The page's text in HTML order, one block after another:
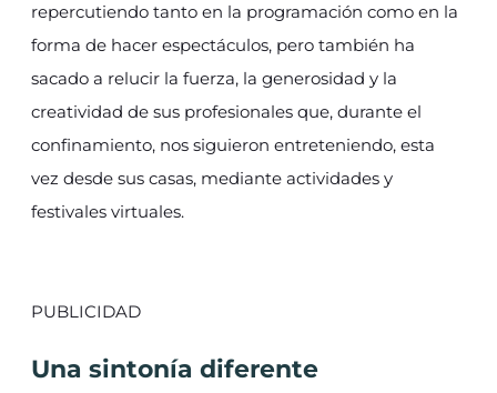
repercutiendo tanto en la programación como en la
forma de hacer espectáculos, pero también ha
sacado a relucir la fuerza, la generosidad y la
creatividad de sus profesionales que, durante el
confinamiento, nos siguieron entreteniendo, esta
vez desde sus casas, mediante actividades y
festivales virtuales.
PUBLICIDAD
Una sintonía diferente